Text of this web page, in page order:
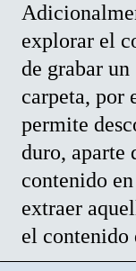
explorar el
de grabar
carpeta, por
permite
duro, aparte
contenido
extraer
el